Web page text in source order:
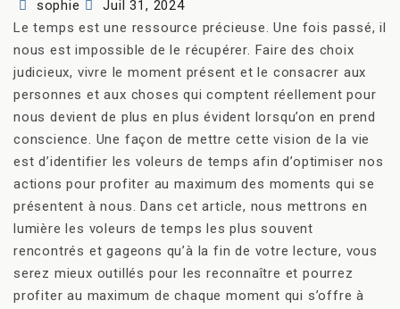
Author
sophie
Posted
on
Juil 31, 2024
Le temps est une ressource précieuse. Une fois passé, il
nous est impossible de le récupérer. Faire des choix
judicieux, vivre le moment présent et le consacrer aux
personnes et aux choses qui comptent réellement pour
nous devient de plus en plus évident lorsqu’on en prend
conscience. Une façon de mettre cette vision de la vie
est d’identifier les voleurs de temps afin d’optimiser nos
actions pour profiter au maximum des moments qui se
présentent à nous. Dans cet article, nous mettrons en
lumière les voleurs de temps les plus souvent
rencontrés et gageons qu’à la fin de votre lecture, vous
serez mieux outillés pour les reconnaître et pourrez
profiter au maximum de chaque moment qui s’offre à